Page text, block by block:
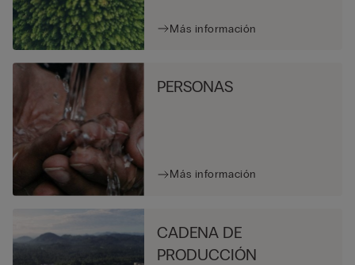
Más información
PERSONAS
Más información
CADENA DE
PRODUCCIÓN